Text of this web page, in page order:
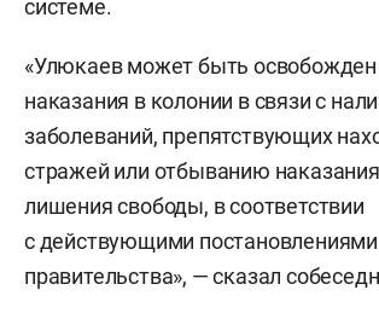
системе.
«Улюкаев может быть освобожден
наказания в колонии в связи с
заболеваний, препятствующих
стражей или отбыванию
лишения свободы, в соответствии
с действующими постановлениями
правительства», — сказал